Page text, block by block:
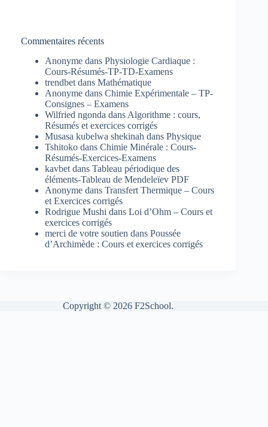
Commentaires récents
Anonyme dans Physiologie Cardiaque :
Cours-Résumés-TP-TD-Examens
trendbet dans Mathématique
Anonyme dans Chimie Expérimentale – TP-
Consignes – Examens
Wilfried ngonda dans Algorithme : cours,
Résumés et exercices corrigés
Musasa kubelwa shekinah dans Physique
Tshitoko dans Chimie Minérale : Cours-
Résumés-Exercices-Examens
kavbet dans Tableau périodique des
éléments-Tableau de Mendeleïev PDF
Anonyme dans Transfert Thermique – Cours
et Exercices corrigés
Rodrigue Mushi dans Loi d’Ohm – Cours et
exercices corrigés
merci de votre soutien dans Poussée
d’Archimède : Cours et exercices corrigés
Copyright © 2026 F2School.